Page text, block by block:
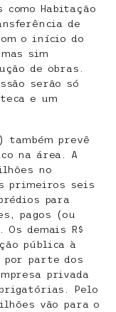
como Habitação
de
o início do
sim
de obras.
serão só
e um
também prevê
na área. A
no
primeiros seis
para
pagos (ou
demais R$
pública à
por parte dos
privada
Pelo
vão para o